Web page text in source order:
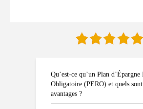
Qu’est-ce qu’un Plan d’Épargne
Obligatoire (PERO) et quels
avantages ?